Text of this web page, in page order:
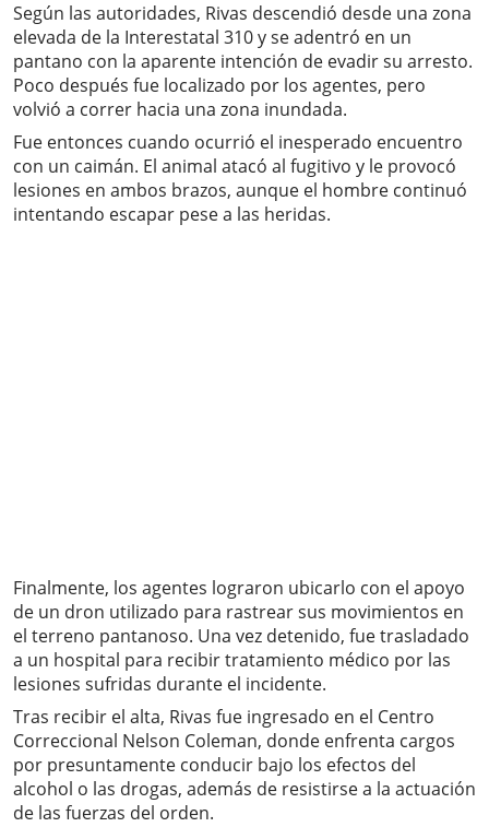
Según las autoridades, Rivas descendió desde una zona
elevada de la Interestatal 310 y se adentró en un
pantano con la aparente intención de evadir su arresto.
Poco después fue localizado por los agentes, pero
volvió a correr hacia una zona inundada.
Fue entonces cuando ocurrió el inesperado encuentro
con un caimán. El animal atacó al fugitivo y le provocó
lesiones en ambos brazos, aunque el hombre continuó
intentando escapar pese a las heridas.
Finalmente, los agentes lograron ubicarlo con el apoyo
de un dron utilizado para rastrear sus movimientos en
el terreno pantanoso. Una vez detenido, fue trasladado
a un hospital para recibir tratamiento médico por las
lesiones sufridas durante el incidente.
Tras recibir el alta, Rivas fue ingresado en el Centro
Correccional Nelson Coleman, donde enfrenta cargos
por presuntamente conducir bajo los efectos del
alcohol o las drogas, además de resistirse a la actuación
de las fuerzas del orden.